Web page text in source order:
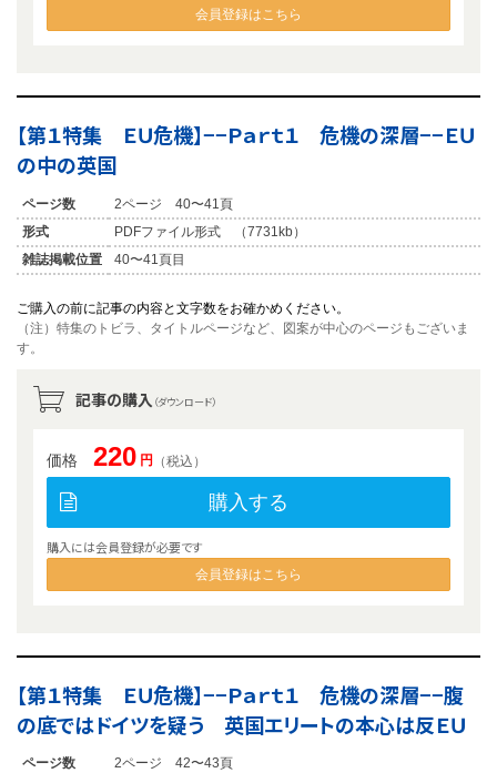
会員登録はこちら
【第１特集 ＥＵ危機】−−Ｐａｒｔ１ 危機の深層−−ＥＵ
の中の英国
ページ数
2ページ 40〜41頁
形式
PDFファイル形式 （7731kb）
雑誌掲載位置
40〜41頁目
ご購入の前に記事の内容と文字数をお確かめください。
（注）特集のトビラ、タイトルページなど、図案が中心のページもございま
す。
記事の購入 （ダウンロード）
価格 220 円 （税込）
購入する
購入には会員登録が必要です
会員登録はこちら
【第１特集 ＥＵ危機】−−Ｐａｒｔ１ 危機の深層−−腹
の底ではドイツを疑う 英国エリートの本心は反ＥＵ
ページ数 2ページ 42〜43頁